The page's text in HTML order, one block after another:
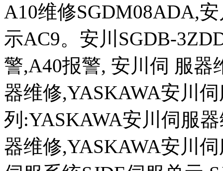
A10维修SGDM08ADA,
示AC9。安川SGDB-
警,A40报警, 安川伺 服器
器维修,YASKAWA安川
列:YASKAWA安川伺服
器维修,YASKAWA安川